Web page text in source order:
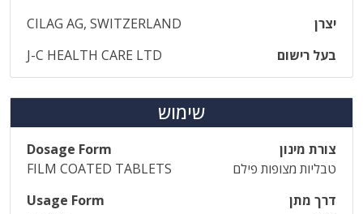
יצרן
CILAG AG, SWITZERLAND
בעל רישום
J-C HEALTH CARE LTD
שימוש
צורת מינון
Dosage Form
טבליות מצופות פילם
FILM COATED TABLETS
דרך מתן
Usage Form